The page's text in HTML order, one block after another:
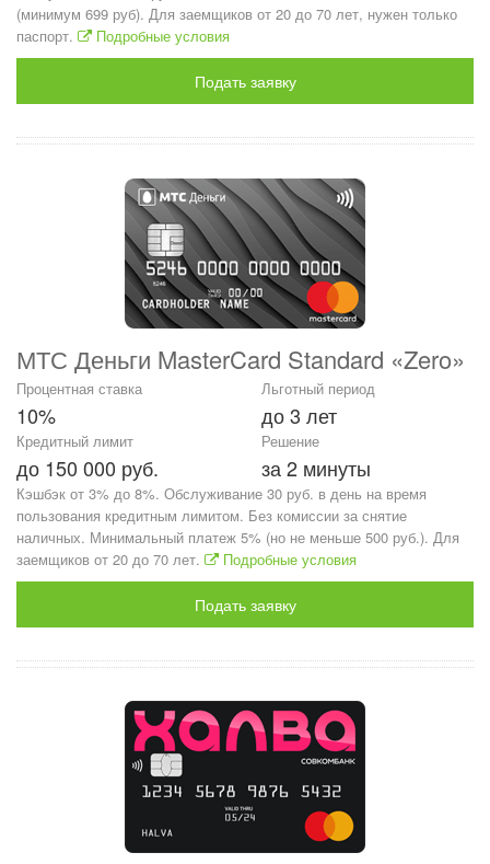
(минимум 699 руб). Для заемщиков от 20 до 70 лет, нужен только
паспорт.
Подробные условия
Подать заявку
МТС Деньги MasterCard Standard «Zero»
Процентная ставка
10%
Льготный период
до 3 лет
Кредитный лимит
до 150 000 руб.
Решение
за 2 минуты
Кэшбэк от 3% до 8%. Обслуживание 30 руб. в день на время
пользования кредитным лимитом. Без комиссии за снятие
наличных. Минимальный платеж 5% (но не меньше 500 руб.). Для
заемщиков от 20 до 70 лет.
Подробные условия
Подать заявку